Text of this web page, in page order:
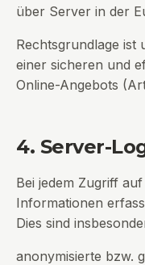
über Server in der
Rechtsgrundlage ist
einer sicheren und
Online-Angebots
4. Server-
Bei jedem Zugriff
Informationen
Dies sind
anonymisierte bzw.